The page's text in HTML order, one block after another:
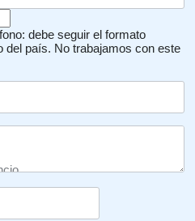
debe seguir el formato
del país. No trabajamos con este